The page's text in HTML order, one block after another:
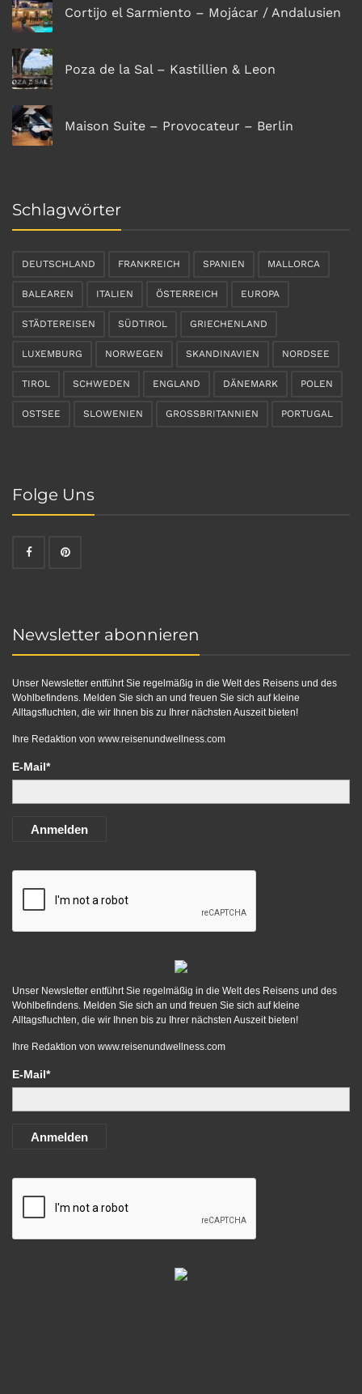
Cortijo el Sarmiento – Mojácar / Andalusien
Poza de la Sal – Kastillien & Leon
Maison Suite – Provocateur – Berlin
Schlagwörter
DEUTSCHLAND FRANKREICH SPANIEN MALLORCA
BALEAREN ITALIEN ÖSTERREICH EUROPA
STÄDTEREISEN SÜDTIROL GRIECHENLAND
LUXEMBURG NORWEGEN SKANDINAVIEN NORDSEE
TIROL SCHWEDEN ENGLAND DÄNEMARK POLEN
OSTSEE SLOWENIEN GROSSBRITANNIEN PORTUGAL
Folge Uns
Newsletter abonnieren
Unser Newsletter entführt Sie regelmäßig in die Welt des Reisens und des
Wohlbefindens. Melden Sie sich an und freuen Sie sich auf kleine
Alltagsfluchten, die wir Ihnen bis zu Ihrer nächsten Auszeit bieten!
Ihre Redaktion von www.reisenundwellness.com
E-Mail*
Anmelden
Unser Newsletter entführt Sie regelmäßig in die Welt des Reisens und des
Wohlbefindens. Melden Sie sich an und freuen Sie sich auf kleine
Alltagsfluchten, die wir Ihnen bis zu Ihrer nächsten Auszeit bieten!
Ihre Redaktion von www.reisenundwellness.com
E-Mail*
Anmelden